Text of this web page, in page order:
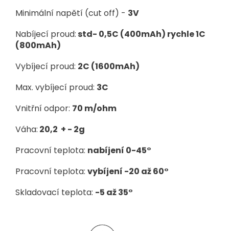
Minimální napětí (cut off) - 3V
Nabíjecí proud: std- 0,5C (400mAh) rychle 1C
(800mAh)
Vybíjecí proud: 2C (1600mAh)
Max. vybíjecí proud: 3C
Vnitřní odpor: 70 m/ohm
Váha: 20,2 + - 2g
Pracovní teplota: nabíjení 0-45°
Pracovní teplota: vybíjení -20 až 60°
Skladovací teplota: -5 až 35°